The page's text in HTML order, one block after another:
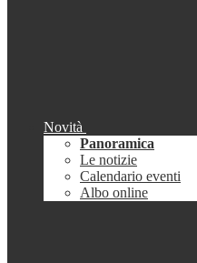
Novità
Panoramica
Le notizie
Calendario eventi
Albo online